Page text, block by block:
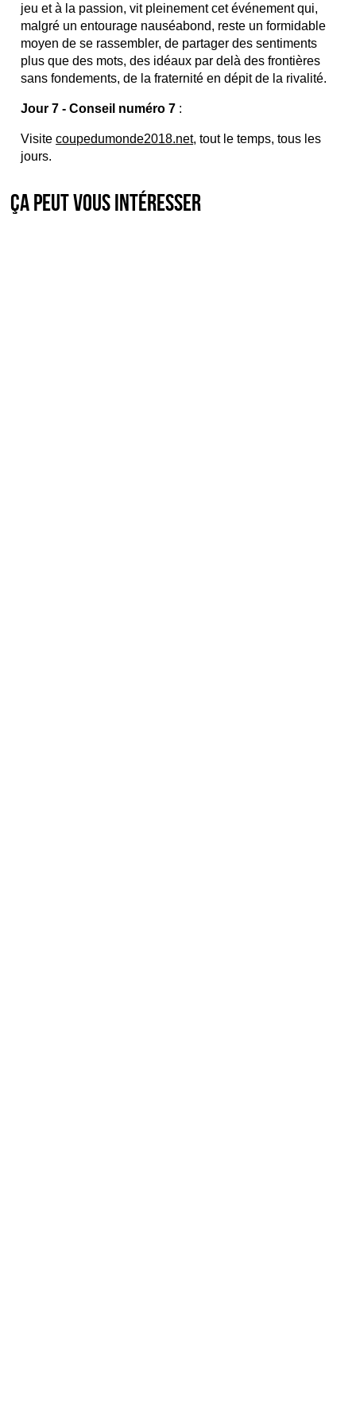
jeu et à la passion, vit pleinement cet événement qui,
malgré un entourage nauséabond, reste un formidable
moyen de se rassembler, de partager des sentiments
plus que des mots, des idéaux par delà des frontières
sans fondements, de la fraternité en dépit de la rivalité.
Jour 7 - Conseil numéro 7 :
Visitecoupedumonde2018.net, tout le temps, tous les
jours.
Ça peut vous intéresser